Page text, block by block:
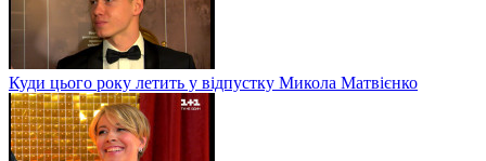
Куди цього року летить у відпустку Микола Матвієнко